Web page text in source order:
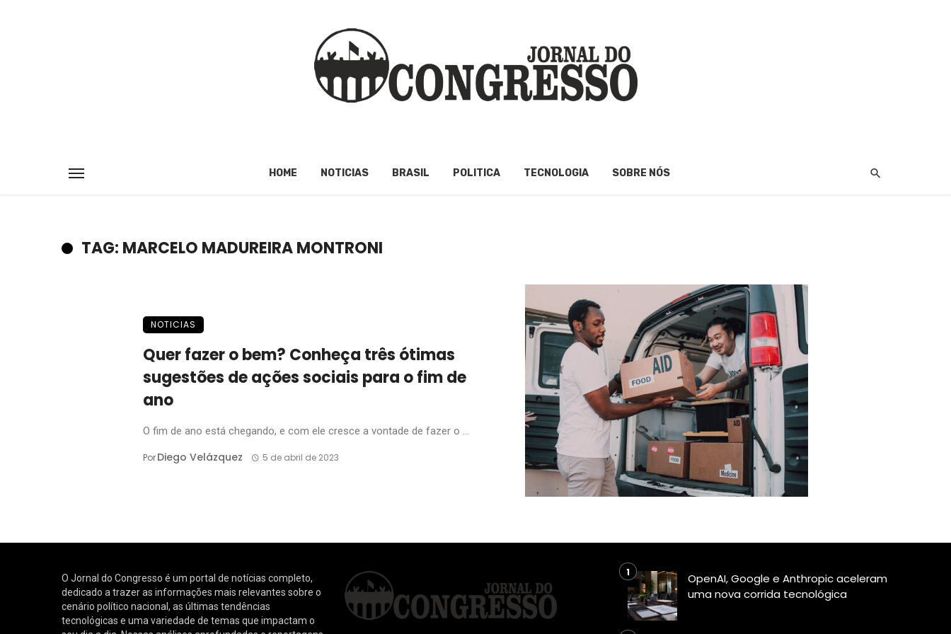
HOME NOTICIAS BRASIL POLITICA TECNOLOGIA SOBRE NÓS
TAG: MARCELO MADUREIRA MONTRONI
NOTICIAS
Quer fazer o bem? Conheça três ótimas
sugestões de ações sociais para o fim de
ano
O fim de ano está chegando, e com ele cresce a vontade de fazer o ...
PorDiego Velázquez 5 de abril de 2023
O Jornal do Congresso é um portal de notícias completo,
dedicado a trazer as informações mais relevantes sobre o
cenário político nacional, as últimas tendências
tecnológicas e uma variedade de temas que impactam o
OpenAI, Google e Anthropic aceleram
uma nova corrida tecnológica